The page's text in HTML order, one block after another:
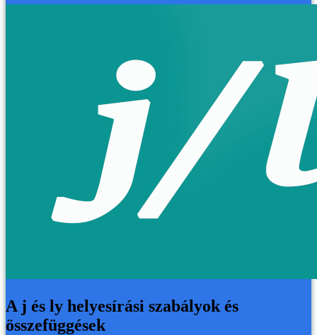
A j és ly helyesírási szabályok és
összefüggések